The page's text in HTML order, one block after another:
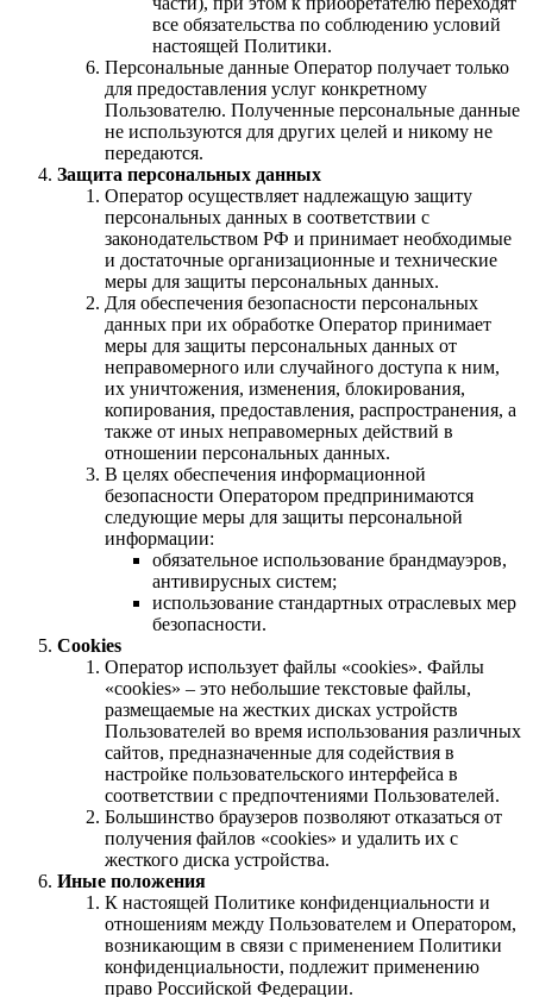
все обязательства по соблюдению условий
настоящей Политики.
Персональные данные Оператор получает только
для предоставления услуг конкретному
Пользователю. Полученные персональные данные
не используются для других целей и никому не
передаются.
Защита персональных данных
Оператор осуществляет надлежащую защиту
персональных данных в соответствии с
законодательством РФ и принимает необходимые
и достаточные организационные и технические
меры для защиты персональных данных.
Для обеспечения безопасности персональных
данных при их обработке Оператор принимает
меры для защиты персональных данных от
неправомерного или случайного доступа к ним,
их уничтожения, изменения, блокирования,
копирования, предоставления, распространения, а
также от иных неправомерных действий в
отношении персональных данных.
В целях обеспечения информационной
безопасности Оператором предпринимаются
следующие меры для защиты персональной
информации:
обязательное использование брандмауэров,
антивирусных систем;
использование стандартных отраслевых мер
безопасности.
Cookies
Оператор использует файлы «cookies». Файлы
«cookies» – это небольшие текстовые файлы,
размещаемые на жестких дисках устройств
Пользователей во время использования различных
сайтов, предназначенные для содействия в
настройке пользовательского интерфейса в
соответствии с предпочтениями Пользователей.
Большинство браузеров позволяют отказаться от
получения файлов «cookies» и удалить их с
жесткого диска устройства.
Иные положения
К настоящей Политике конфиденциальности и
отношениям между Пользователем и Оператором,
возникающим в связи с применением Политики
конфиденциальности, подлежит применению
право Российской Федерации.